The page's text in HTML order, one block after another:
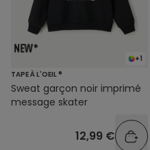
+1
TAPE À L'OEIL ®
Sweat garçon noir imprimé
message skater
12,99 €